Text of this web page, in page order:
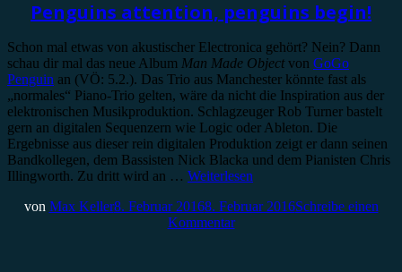
Penguins attention, penguins begin!
Schon mal etwas von akustischer Electronica gehört? Nein? Dann
schau dir mal das neue Album Man Made Objectvon GoGo
Penguin an (VÖ: 5.2.). Das Trio aus Manchester könnte fast als
„normales“ Piano-Trio gelten, wäre da nicht die Inspiration aus der
elektronischen Musikproduktion. Schlagzeuger Rob Turner bastelt
gern an digitalen Sequenzern wie Logic oder Ableton. Die
Ergebnisse aus dieser rein digitalen Produktion zeigt er dann seinen
Bandkollegen, dem Bassisten Nick Blacka und dem Pianisten Chris
Illingworth. Zu dritt wird an … Weiterlesen
von Max Keller8. Februar 20168. Februar 2016Schreibe einen
Kommentar